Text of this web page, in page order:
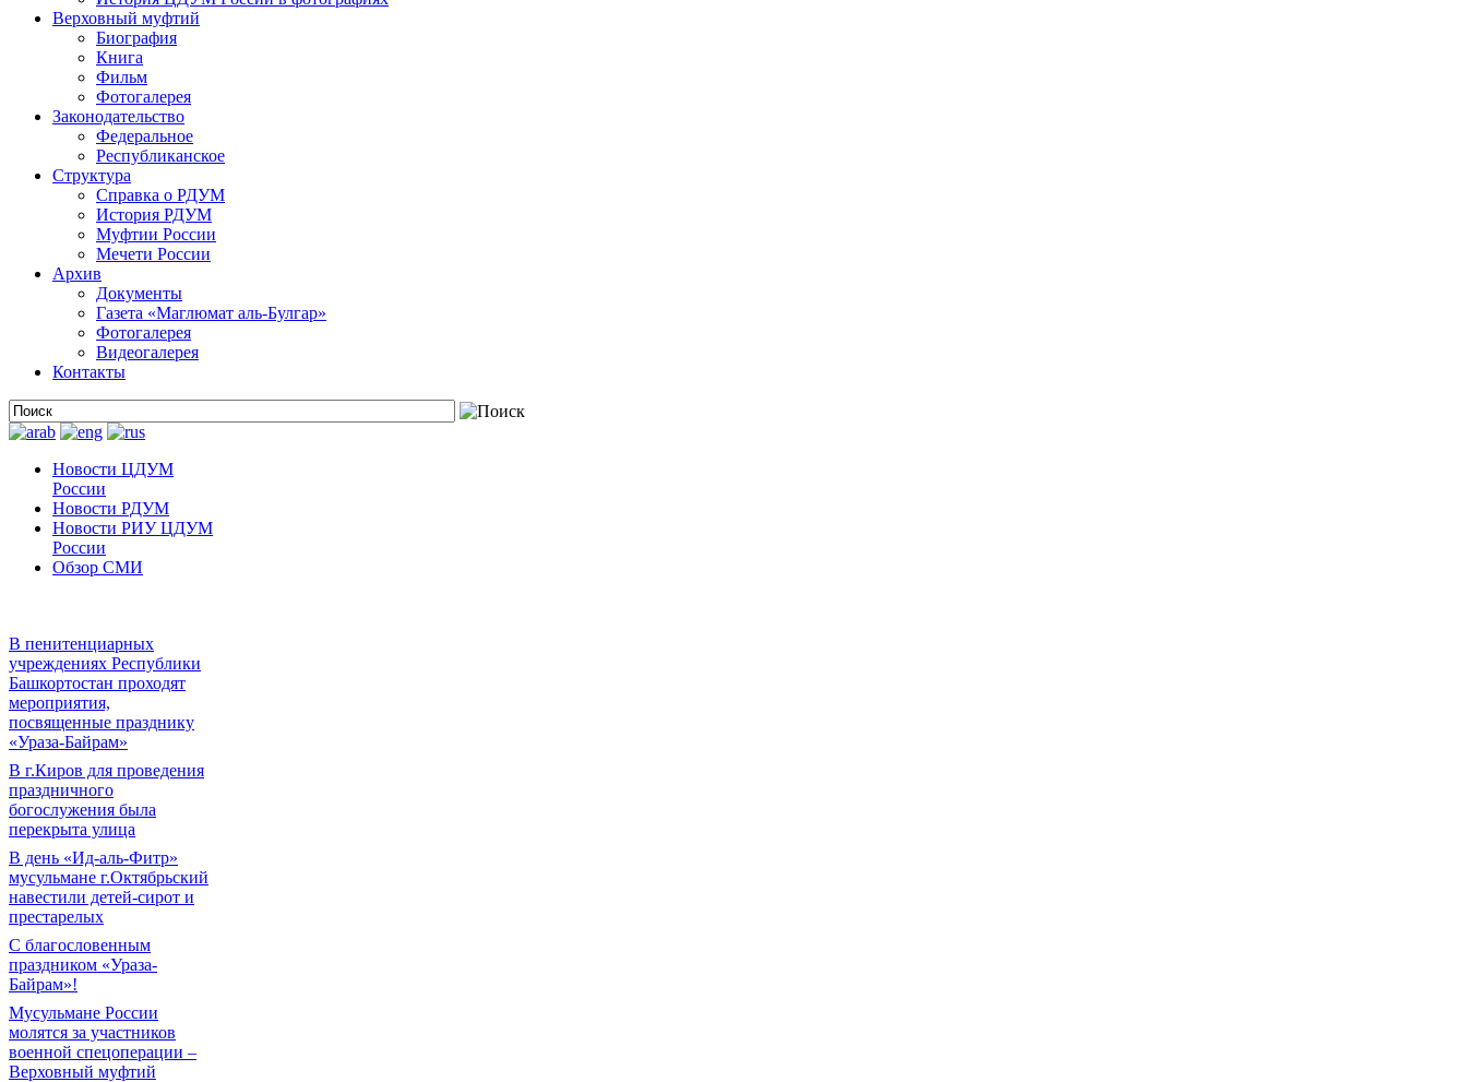
Верховный муфтий
Биография
Книга
Фильм
Фотогалерея
Законодательство
Федеральное
Республиканское
Структура
Справка о РДУМ
История РДУМ
Муфтии России
Мечети России
Архив
Документы
Газета «Маглюмат аль-Булгар»
Фотогалерея
Видеогалерея
Контакты
Новости ЦДУМ
России
Новости РДУМ
Новости РИУ ЦДУМ
России
Обзор СМИ
В пенитенциарных
учреждениях Республики
Башкортостан проходят
мероприятия,
посвященные празднику
«Ураза-Байрам»
В г.Киров для проведения
праздничного
богослужения была
перекрыта улица
В день «Ид-аль-Фитр»
мусульмане г.Октябрьский
навестили детей-сирот и
престарелых
С благословенным
праздником «Ураза-
Байрам»!
Мусульмане России
молятся за участников
военной спецоперации –
Верховный муфтий